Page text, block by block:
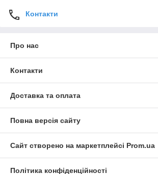
Контакти
Про нас
Контакти
Доставка та оплата
Повна версія сайту
Сайт створено на маркетплейсі Prom.ua
Політика конфіденційності